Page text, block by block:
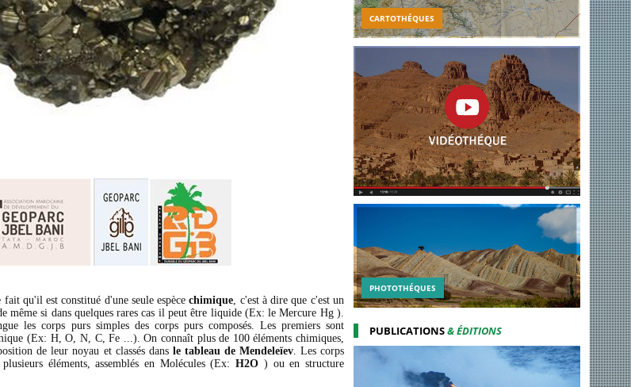
fait qu'il est constitué d'une seule espècechimique , c'est à dire que c'est un
même si dans quelques rares cas il peut être liquide (Ex: le Mercure Hg ).
les corps purs simples des corps purs composés. Les premiers sont
(Ex: H, O, N, C, Fe ...). On connaît plus de 100 éléments chimiques,
de leur noyau et classés dans le tableau de Mendeleïev. Les corps
éléments, assemblés en Molécules (Ex:H2O ) ou en structure
CARTOTHÉQUES
PHOTOTHÉQUES
PUBLICATIONS& ÉDITIONS